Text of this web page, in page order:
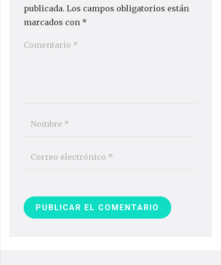
publicada. Los campos obligatorios están
marcados con *
PUBLICAR EL COMENTARIO